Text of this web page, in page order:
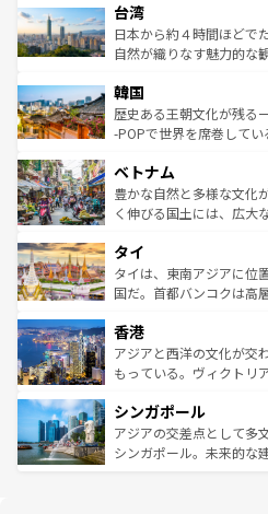
ならではの贅沢な旅のスタイルだ。 なお、
情報はコンテンツ一覧を
れるおもてなしの心で訪
人々、おいしいローカル
ク、伝統的なフラダンス
ワイを、存分に味わってほしい。 なお、新着
はコンテンツ一覧を参照
リアリーフや大陸中央部
ク）、タスマニアの美し
ど、見どころがたくさん
いる。アクティビティも
ビング、ハイキングなど
い。オーストラリアの多
参照してほしい。
台湾
日本から約４時間ほどで
自然が織りなす魅力的な
ン）、静ひつな山岳地帯
と山間の静けさが共存し
驚きをもたらしてくれる
容にもいいと評判のスイ
が味わえる。 なお
照してほしい。
韓国
歴史ある王朝文化が残る
-POPで世界を席巻して
き、地方に足を延ばせば
できる。そして、キムチ
まで、さまざまな韓国料
リティに包まれながら、
わってみ
覧を参照してほしい。
ベトナム
豊かな自然と多様な文化
く伸びる国土には、広大
急速な発展と共に伝統が
ーチミン市のフランス統
醸し出している。また、
とつ。フォーやバインミ
ひ現地で味わいたい。ど
が旅行者を迎えてくれる
参照してほしい。
タイ
タイは、東南アジアに位
国だ。首都バンコクは高
の活気が交差している。
帯で自然と触れ合い、南
いビーチでリゾート気分
激する。気候は一年中温
が待っている。親しみや
た文化、そして多様な観
香港
アジアと西洋の文化が交
もっている。ヴィクトリ
み、どこを訪れても感動
ており、効率よく見どこ
うな絶景から文化的な体
シンガポール
アジアの交差点として多
シンガポール。未来的な